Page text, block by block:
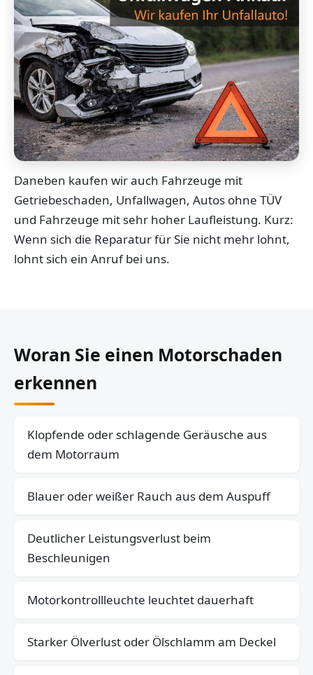
Daneben kaufen wir auch Fahrzeuge mit
Getriebeschaden, Unfallwagen, Autos ohne TÜV
und Fahrzeuge mit sehr hoher Laufleistung. Kurz:
Wenn sich die Reparatur für Sie nicht mehr lohnt,
lohnt sich ein Anruf bei uns.
Woran Sie einen Motorschaden
erkennen
Klopfende oder schlagende Geräusche aus
dem Motorraum
Blauer oder weißer Rauch aus dem Auspuff
Deutlicher Leistungsverlust beim
Beschleunigen
Motorkontrollleuchte leuchtet dauerhaft
Starker Ölverlust oder Ölschlamm am Deckel